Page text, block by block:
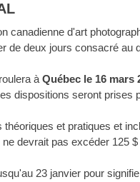
canadienne d'art
de deux jours consacré
à Québec le 16 mars
dispositions seront prises
théoriques et pratiques et
devrait pas excéder 125
23 janvier pour